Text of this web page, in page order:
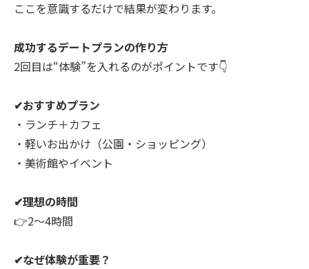
ここを意識するだけで結果が変わります。
成功するデートプランの作り方
2回目は“体験”を入れるのがポイントです👇
✔おすすめプラン
・ランチ＋カフェ
・軽いお出かけ（公園・ショッピング）
・美術館やイベント
✔理想の時間
👉2〜4時間
✔なぜ体験が重要？